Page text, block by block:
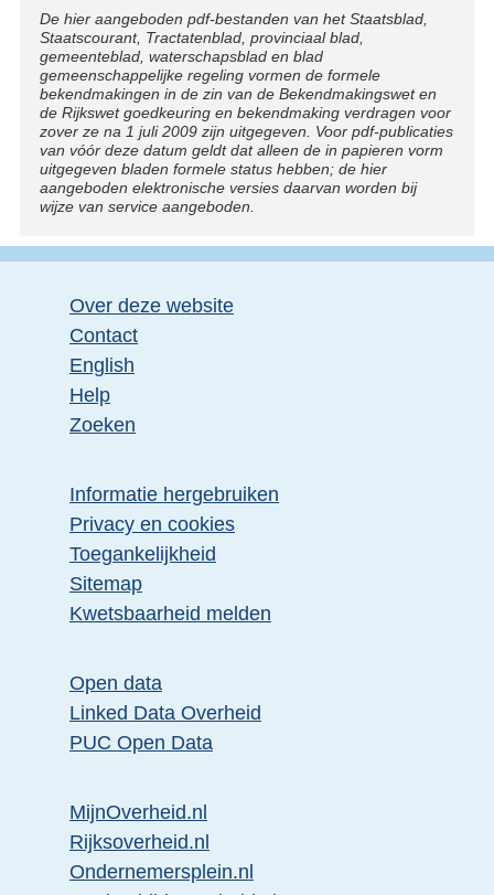
Disclaimer
De hier aangeboden pdf-bestanden van het Staatsblad,
Staatscourant, Tractatenblad, provinciaal blad,
gemeenteblad, waterschapsblad en blad
gemeenschappelijke regeling vormen de formele
bekendmakingen in de zin van de Bekendmakingswet en
de Rijkswet goedkeuring en bekendmaking verdragen voor
zover ze na 1 juli 2009 zijn uitgegeven. Voor pdf-publicaties
van vóór deze datum geldt dat alleen de in papieren vorm
uitgegeven bladen formele status hebben; de hier
aangeboden elektronische versies daarvan worden bij
wijze van service aangeboden.
Over deze website
Contact
English
Help
Zoeken
Informatie hergebruiken
Privacy en cookies
Toegankelijkheid
Sitemap
Kwetsbaarheid melden
Open data
Linked Data Overheid
PUC Open Data
MijnOverheid.nl
Rijksoverheid.nl
Ondernemersplein.nl